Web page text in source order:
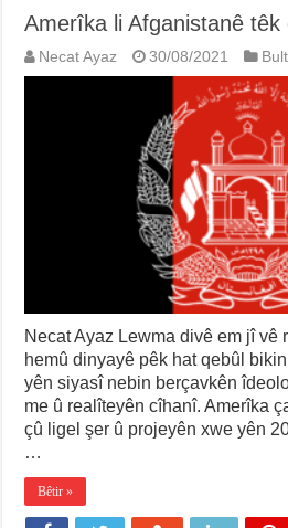
Amerîka li Afganistanê
Necat Ayaz 30/08/2021
Necat Ayaz Lewma divê em jî vê
hemû dinyayê pêk hat qebûl
yên siyasî nebin berçavkên
me û realîteyên cîhanî. Amerîka
çû ligel şer û projeyên xwe yên
…
Bêtir »